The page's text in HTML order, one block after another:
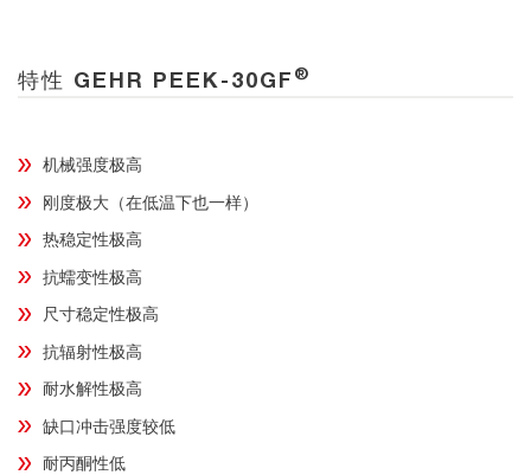
特性 GEHR PEEK-30GF ®
机械强度极高
刚度极大（在低温下也一样）
热稳定性极高
抗蠕变性极高
尺寸稳定性极高
抗辐射性极高
耐水解性极高
缺口冲击强度较低
耐丙酮性低